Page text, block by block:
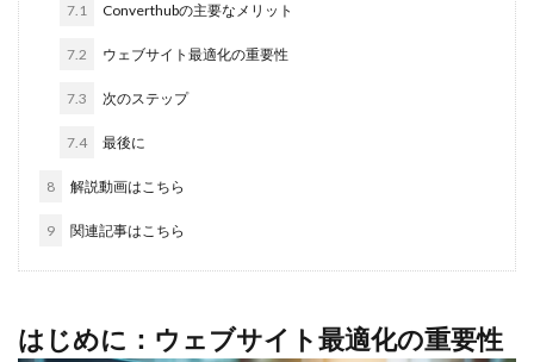
7.1 Converthubの主要なメリット
7.2 ウェブサイト最適化の重要性
7.3 次のステップ
7.4 最後に
8 解説動画はこちら
9 関連記事はこちら
はじめに：ウェブサイト最適化の重要性